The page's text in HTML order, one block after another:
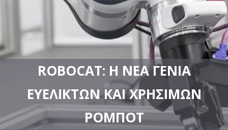
ROBOCAT: Η ΝΈΑ ΓΕΝΙΆ
ΕΥΈΛΙΚΤΩΝ ΚΑΙ ΧΡΉΣΙΜΩΝ
ΡΟΜΠΌΤ